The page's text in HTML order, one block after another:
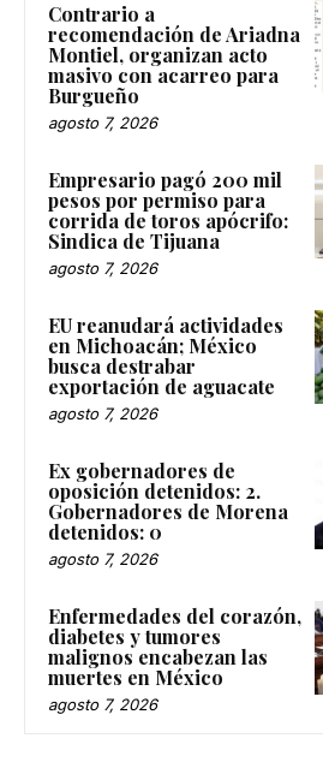
Contrario a
recomendación de Ariadna
Montiel, organizan acto
masivo con acarreo para
Burgueño
agosto 7, 2026
Empresario pagó 200 mil
pesos por permiso para
corrida de toros apócrifo:
Sindica de Tijuana
agosto 7, 2026
EU reanudará actividades
en Michoacán; México
busca destrabar
exportación de aguacate
agosto 7, 2026
Ex gobernadores de
oposición detenidos: 2.
Gobernadores de Morena
detenidos: 0
agosto 7, 2026
Enfermedades del corazón,
diabetes y tumores
malignos encabezan las
muertes en México
agosto 7, 2026